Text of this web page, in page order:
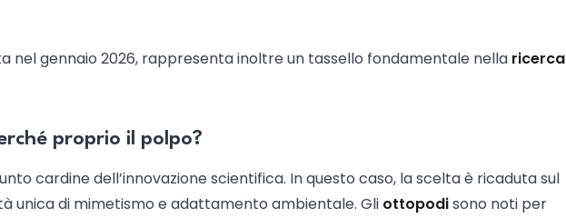
nel gennaio 2026, rappresenta inoltre un tassello fondamentale nella ricerca
proprio il polpo?
cardine dell’innovazione scientifica. In questo caso, la scelta è ricaduta sul
unica di mimetismo e adattamento ambientale. Gli ottopodisono noti per